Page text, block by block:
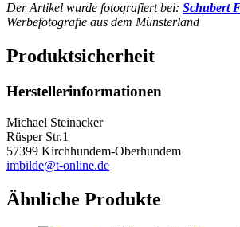
Der Artikel wurde fotografiert bei: Schubert
Werbefotografie aus dem Münsterland
Produktsicherheit
Herstellerinformationen
Michael Steinacker
Rüsper Str.1
57399 Kirchhundem-Oberhundem
imbilde@t-online.de
Ähnliche Produkte